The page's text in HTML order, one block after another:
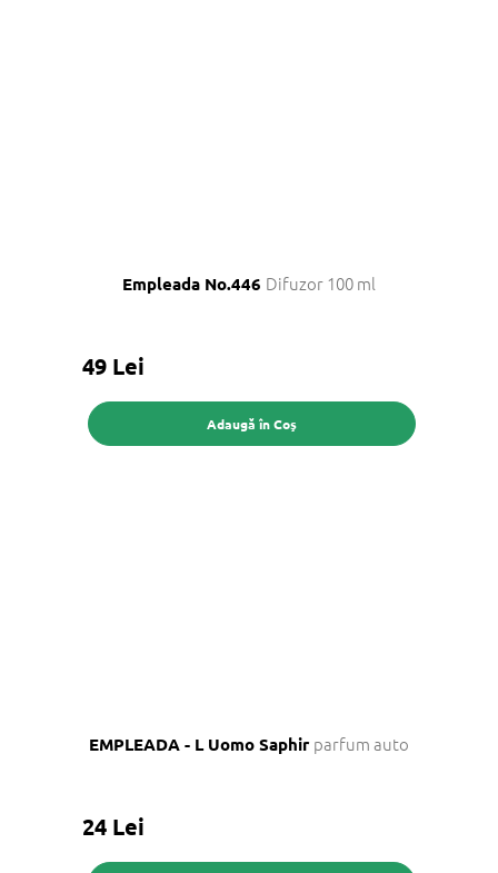
Empleada No.446 Difuzor 100 ml
49 Lei
Adaugă în Coş
EMPLEADA - L Uomo Saphir parfum auto
24 Lei